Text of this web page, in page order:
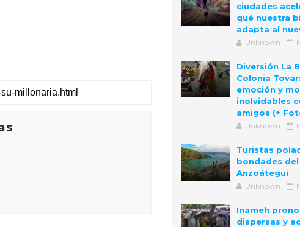
ciudades
qué nuestra
adapta al
Unknown
Diversión La
Colonia
emoción y
inolvidables
amigos (+
Unknown
Turistas
bondades
Anzoátegui
Unknown
Inameh
dispersas y